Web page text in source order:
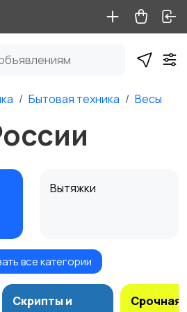
Бытовая техника Весы
Вытяжки
Климатическая
техника
все категории
Скрипты и
Срочная